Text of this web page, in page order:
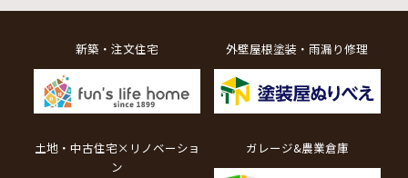
新築・注文住宅 外壁屋根塗装・雨漏り修理
土地・中古住宅×リノベーショ
ン
ガレージ&農業倉庫